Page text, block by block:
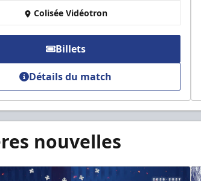
Colisée Vidéotron
Billets
Détails du match
nouvelles